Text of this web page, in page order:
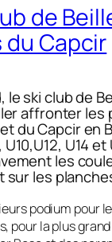
de
du Capcir
le ski club de
affronter les
du Capcir en
U14
les
sur les
podium pour
pour la plus